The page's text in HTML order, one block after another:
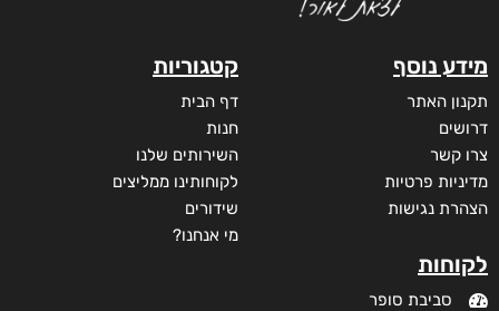
מידע נוסף
תקנון האתר
דרושים
צרו קשר
מדיניות פרטיות
הצהרת נגישות
לקוחות
סביבת סופר
קטגוריות
דף הבית
חנות
השירותים שלנו
לקוחותינו ממליצים
שידורים
מי אנחנו?